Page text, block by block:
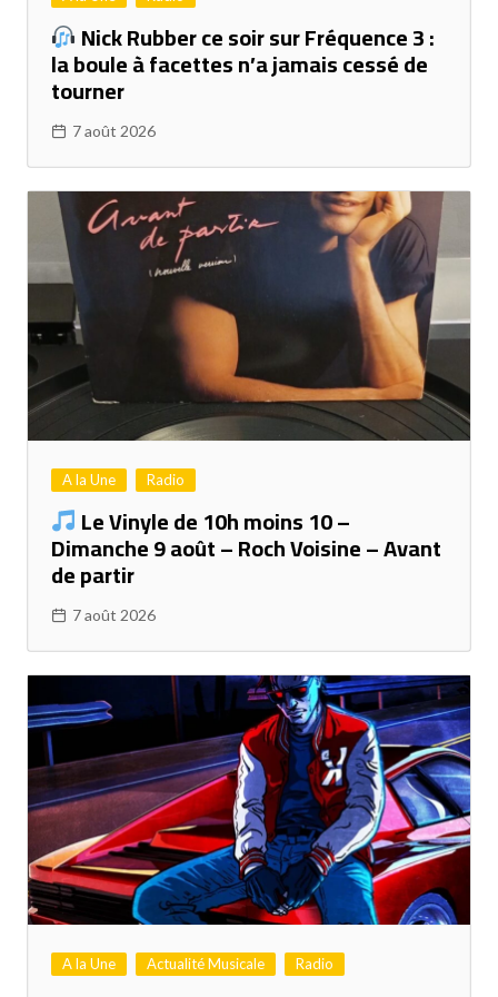
Nick Rubber ce soir sur Fréquence 3 :
la boule à facettes n’a jamais cessé de
tourner
7 août 2026
A la Une Radio
Le Vinyle de 10h moins 10 –
Dimanche 9 août – Roch Voisine – Avant
de partir
7 août 2026
A la Une Actualité Musicale Radio